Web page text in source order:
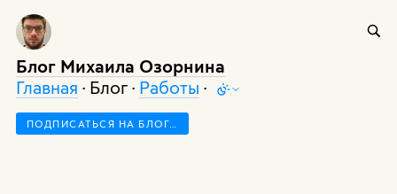
Блог Михаила Озорнина
Главная · Блог · Работы ·
ПОДПИСАТЬСЯ НА БЛОГ…